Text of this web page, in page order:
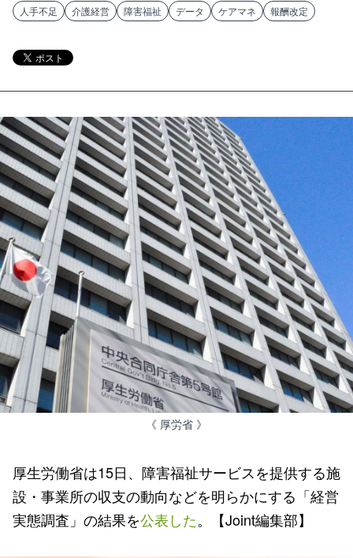
人手不足 介護経営 障害福祉 データ ケアマネ 報酬改定
《 厚労省 》
厚生労働省は15日、障害福祉サービスを提供する施
設・事業所の収支の動向などを明らかにする「経営
実態調査」の結果を公表した。【Joint編集部】